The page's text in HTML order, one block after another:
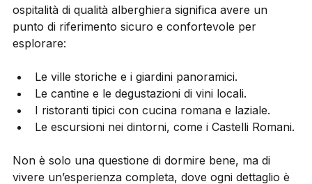
calma e piacere. Scegliere un B&B che ti offre
ospitalità di qualità alberghiera significa avere un
punto di riferimento sicuro e confortevole per
Le ville storiche e i giardini panoramici.
Le cantine e le degustazioni di vini locali.
I ristoranti tipici con cucina romana e laziale.
Non è solo una questione di dormire bene, ma di